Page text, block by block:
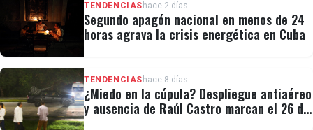
TENDENCIAS hace 2 días
Segundo apagón nacional en menos de 24
horas agrava la crisis energética en Cuba
TENDENCIAS hace 8 días
¿Miedo en la cúpula? Despliegue antiaéreo
y ausencia de Raúl Castro marcan el 26 de